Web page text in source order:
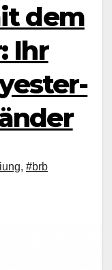
dem
Ihr
, #brb